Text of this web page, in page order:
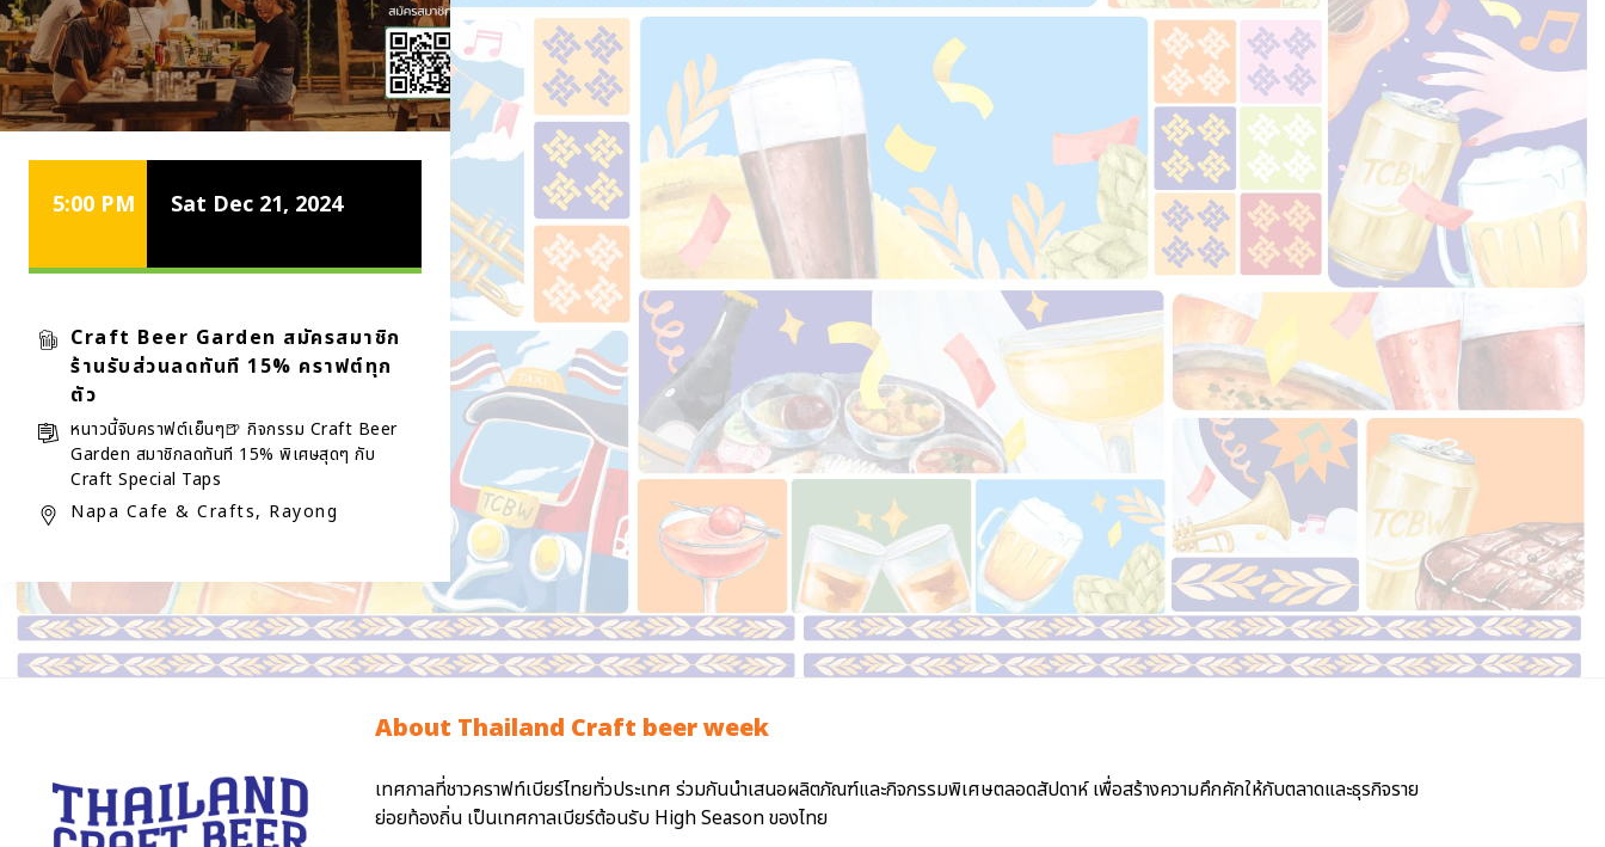
5:00 PM Sat Dec 21, 2024
Craft Beer Garden สมัครสมาชิก
ร้านรับส่วนลดทันที 15% คราฟต์ทุก
ตัว
หนาวนี้จิบคราฟต์เย็นๆ🍺 กิจกรรม Craft Beer
Garden สมาชิกลดทันที 15% พิเศษสุดๆ กับ
Craft Special Taps
Napa Cafe & Crafts, Rayong
About Thailand Craft beer week
เทศกาลที่ชาวคราฟท์เบียร์ไทยทั่วประเทศ ร่วมกันนำเสนอผลิตภัณฑ์และกิจกรรมพิเศษตลอดสัปดาห์ เพื่อสร้างความคึกคักให้กับตลาดและธุรกิจราย
ย่อยท้องถิ่น เป็นเทศกาลเบียร์ต้อนรับ High Season ของไทย